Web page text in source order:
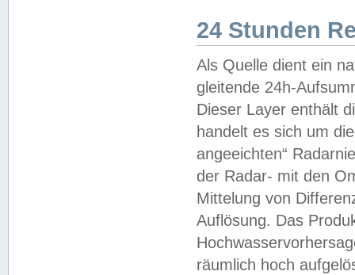
24 Stunden
Als Quelle dient ein
gleitende 24h-
Dieser Layer enthält
handelt es sich um
angeeichten“
der Radar- mit den
Mittelung von
Auflösung. Das
räumlich hoch